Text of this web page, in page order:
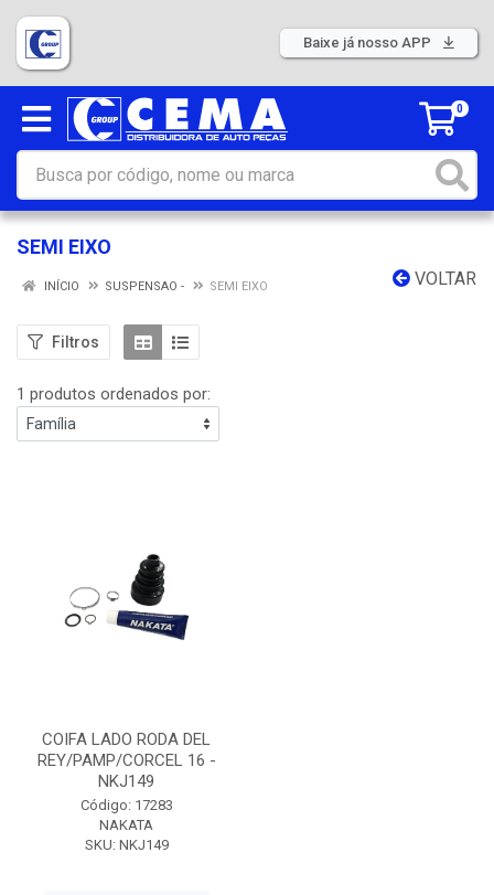
Baixe já nosso APP
0
SEMI EIXO
VOLTAR
INÍCIO SUSPENSAO - SEMI EIXO
Filtros
1 produtos ordenados por:
COIFA LADO RODA DEL
REY/PAMP/CORCEL 16 -
NKJ149
Código: 17283
NAKATA
SKU: NKJ149